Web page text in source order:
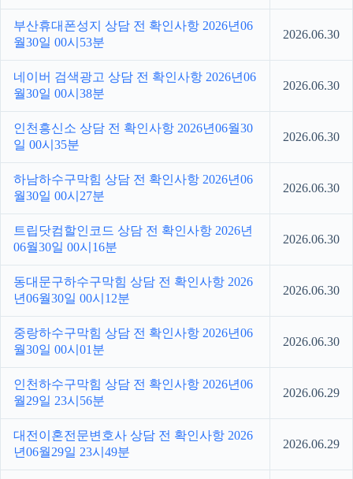
부산휴대폰성지 상담 전 확인사항 2026년06
월30일 00시53분
2026.06.30
네이버 검색광고 상담 전 확인사항 2026년06
월30일 00시38분
2026.06.30
인천흥신소 상담 전 확인사항 2026년06월30
일 00시35분
2026.06.30
하남하수구막힘 상담 전 확인사항 2026년06
월30일 00시27분
2026.06.30
트립닷컴할인코드 상담 전 확인사항 2026년
06월30일 00시16분
2026.06.30
동대문구하수구막힘 상담 전 확인사항 2026
년06월30일 00시12분
2026.06.30
중랑하수구막힘 상담 전 확인사항 2026년06
월30일 00시01분
2026.06.30
인천하수구막힘 상담 전 확인사항 2026년06
월29일 23시56분
2026.06.29
대전이혼전문변호사 상담 전 확인사항 2026
년06월29일 23시49분
2026.06.29